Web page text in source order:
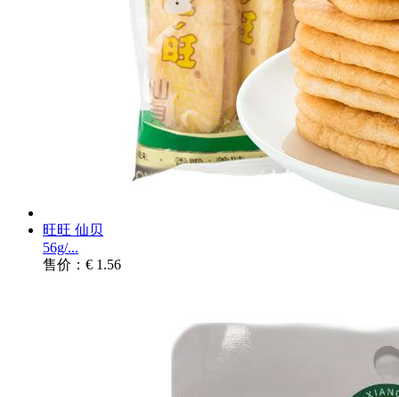
旺旺 仙贝
56g/...
售价：€ 1.56